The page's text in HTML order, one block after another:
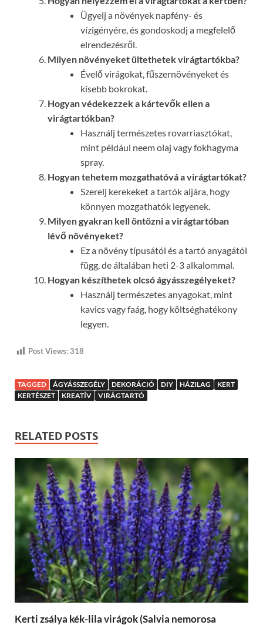
Ügyelj a növények napfény- és
vízigényére, és gondoskodj a megfelelő
elrendezésről.
Milyen növényeket ültethetek virágtartókba?
Évelő virágokat, fűszernövényeket és
kisebb bokrokat.
Hogyan védekezzek a kártevők ellen a
virágtartókban?
Használj természetes rovarriasztókat,
mint például neem olaj vagy fokhagyma
spray.
Hogyan tehetem mozgathatóvá a virágtartókat?
Szerelj kerekeket a tartók aljára, hogy
könnyen mozgathatók legyenek.
Milyen gyakran kell öntözni a virágtartóban
lévő növényeket?
Ez a növény típusától és a tartó anyagától
függ, de általában heti 2-3 alkalommal.
Hogyan készíthetek olcsó ágyásszegélyeket?
Használj természetes anyagokat, mint
kavics vagy faág, hogy költséghatékony
legyen.
Post Views:318
TAGGED ÁGYÁSSZEGÉLY DEKORÁCIÓ DIY HÁZILAG
KERT
KERTÉSZET
KREATÍV VIRÁGTARTÓ
RELATED POSTS
Kerti zsálya kék-lila virágok (Salvia nemorosa